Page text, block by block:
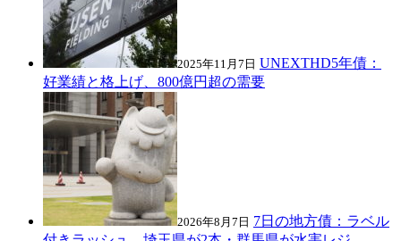
2025年11月7日 UNEXTHD5年債：
好業績と格上げ、800億円超の需要
2026年8月7日 7日の地方債：ラベル